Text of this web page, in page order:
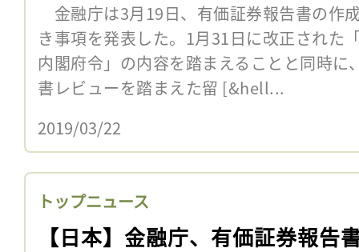
金融庁は3月19日、有価証券報告書の作
き事項を発表した。1月31日に改正された
内閣府令」の内容を踏まえることと同時に
書レビューを踏まえた留 [&hell...
2019/03/22
トップニュース
【日本】金融庁、有価証券報告